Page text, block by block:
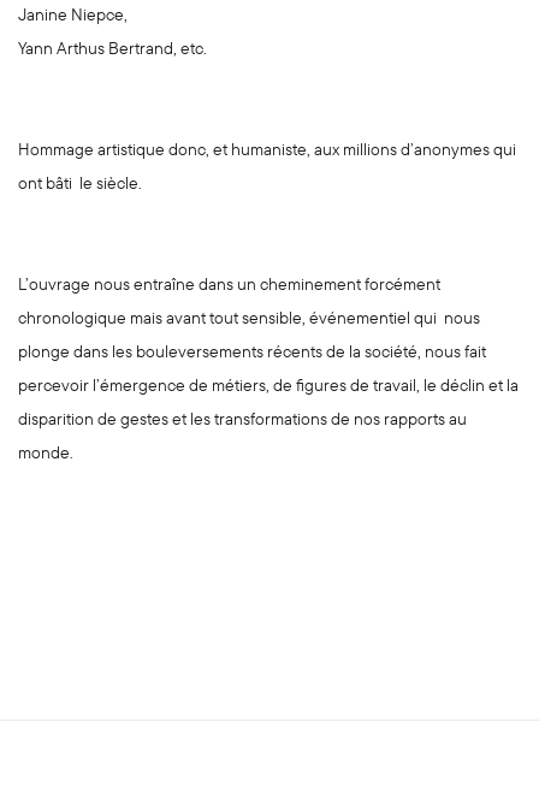
Janine Niepce,
Yann Arthus Bertrand, etc.
Hommage artistique donc, et humaniste, aux millions d’anonymes qui
ont bâti le siècle.
L’ouvrage nous entraîne dans un cheminement forcément
chronologique mais avant tout sensible, événementiel qui nous
plonge dans les bouleversements récents de la société, nous fait
percevoir l’émergence de métiers, de figures de travail, le déclin et la
disparition de gestes et les transformations de nos rapports au
monde.